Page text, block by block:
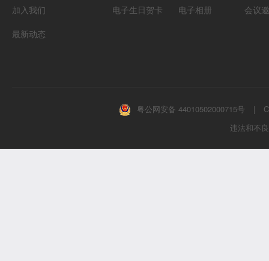
加入我们
最新动态
电子生日贺卡
电子相册 会议
粤公网安备 44010502000715号 |
违法和不